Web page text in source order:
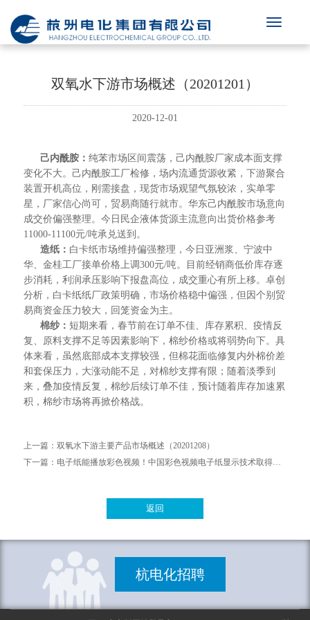
双氧水下游市场概述（20201201）
2020-12-01
己内酰胺： 纯苯市场区间震荡，己内酰胺厂家成本面支撑
变化不大。己内酰胺工厂检修，场内流通货源收紧，下游聚合
装置开机高位，刚需接盘，现货市场观望气氛较浓，实单零
星，厂家信心尚可，贸易商随行就市。华东己内酰胺市场意向
成交价偏强整理。今日民企液体货源主流意向出货价格参考
11000-11100元/吨承兑送到。
造纸： 白卡纸市场维持偏强整理，今日亚洲浆、宁波中
华、金桂工厂接单价格上调300元/吨。目前经销商低价库存逐
步消耗，利润承压影响下报盘高位，成交重心有所上移。卓创
分析，白卡纸纸厂政策明确，市场价格稳中偏强，但因个别贸
易商资金压力较大，回笼资金为主。
棉纱： 短期来看，春节前在订单不佳、库存累积、疫情反
复、原料支撑不足等因素影响下，棉纱价格或将弱势向下。具
体来看，虽然底部成本支撑较强，但棉花面临修复内外棉价差
和套保压力，大涨动能不足，对棉纱支撑有限；随着淡季到
来，叠加疫情反复，棉纱后续订单不佳，预计随着库存加速累
积，棉纱市场将再掀价格战。
上一篇： 双氧水下游主要产品市场概述（20201208）
下一篇：
电子纸能播放彩色视频！中国彩色视频电子纸显示技术取得重大突破
返回
杭电化招聘